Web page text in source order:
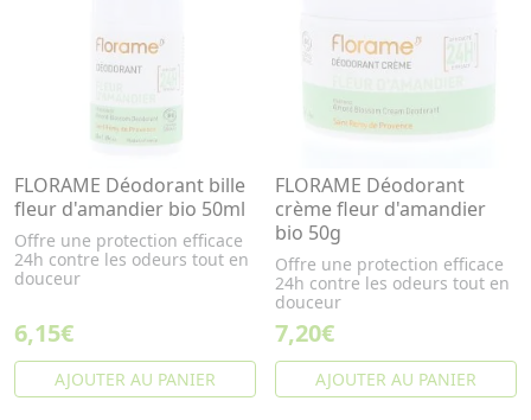
FLORAME Déodorant bille
fleur d'amandier bio 50ml
Offre une protection efficace
24h contre les odeurs tout en
douceur
6,15€
AJOUTER AU PANIER
FLORAME Déodorant
crème fleur d'amandier
bio 50g
Offre une protection efficace
24h contre les odeurs tout en
douceur
7,20€
AJOUTER AU PANIER